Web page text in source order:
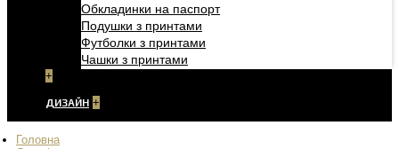
Обкладинки на паспорт
Подушки з принтами
Футболки з принтами
Чашки з принтами
+
ДИЗАЙН +
Головна